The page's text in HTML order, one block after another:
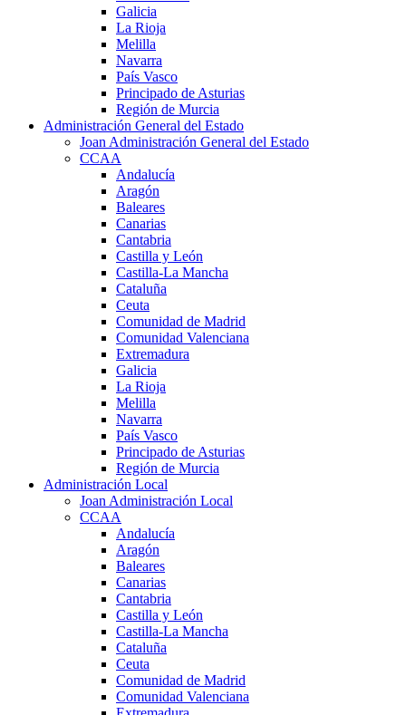
Galicia
La Rioja
Melilla
Navarra
País Vasco
Principado de Asturias
Región de Murcia
Administración General del Estado
Joan Administración General del Estado
CCAA
Andalucía
Aragón
Baleares
Canarias
Cantabria
Castilla y León
Castilla-La Mancha
Cataluña
Ceuta
Comunidad de Madrid
Comunidad Valenciana
Extremadura
Galicia
La Rioja
Melilla
Navarra
País Vasco
Principado de Asturias
Región de Murcia
Administración Local
Joan Administración Local
CCAA
Andalucía
Aragón
Baleares
Canarias
Cantabria
Castilla y León
Castilla-La Mancha
Cataluña
Ceuta
Comunidad de Madrid
Comunidad Valenciana